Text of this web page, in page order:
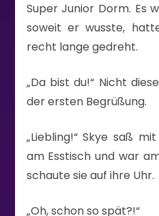
Super Junior Dorm. Es
soweit er wusste,
recht lange gedreht.
„Da bist du!“ Nicht
der ersten Begrüßung.
„Liebling!“ Skye saß
am Esstisch und war
schaute sie auf ihre Uhr.
„Oh, schon so spät?!“